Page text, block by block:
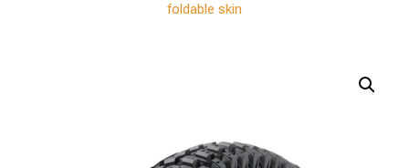
foldable skin